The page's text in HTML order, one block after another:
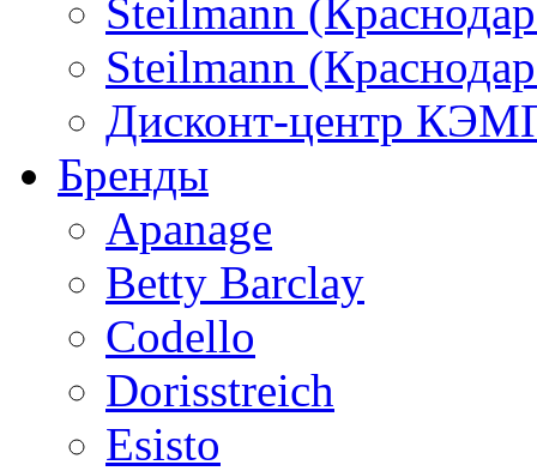
Steilmann
Steilmann
Дисконт-центр
Бренды
Apanage
Betty Barclay
Codello
Dorisstreich
Esisto